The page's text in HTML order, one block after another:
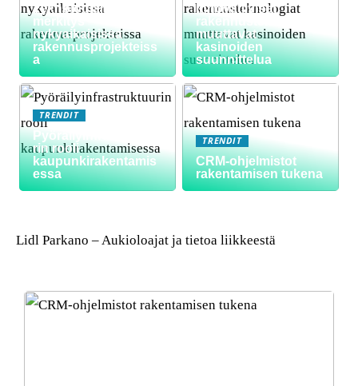
Teknologian
merkitys
nykyaikaisissa
rakennusprojekteiss
a
Innovatiiviset
rakennusteknologiat
muuttavat
kasinoiden
suunnittelua
TRENDIT
Pyöräilyinfrastruktuu
rin rooli
kaupunkirakentamis
essa
TRENDIT
CRM-ohjelmistot
rakentamisen tukena
Lidl Parkano – Aukioloajat ja tietoa liikkeestä